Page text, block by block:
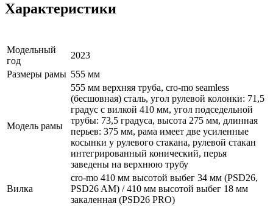
Характеристики
Модельный
год
2023
Размеры рамы 555 мм
Модель рамы
555 мм верхняя труба, cro-mo seamless
(бесшовная) сталь, угол рулевой колонки: 71,5
градус с вилкой 410 мм, угол подседельной
трубы: 73,5 градуса, высота 275 мм, длинная
перьев: 375 мм, рама имеет две усиленные
косынки у рулевого стакана, рулевой стакан
интегрированный конический, перья
заведены на верхнюю трубу
Вилка
cro-mo 410 мм высотой выбег 34 мм (PSD26,
PSD26 AM) / 410 мм высотой выбег 18 мм
закаленная (PSD26 PRO)